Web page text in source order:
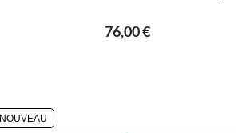
76,00 €
NOUVEAU